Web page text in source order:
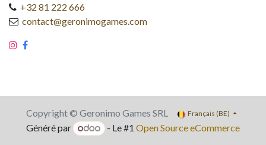
+32 81 222 666
contact@geronimogames.com
Copyright © Geronimo Games SRL Français (BE)
Généré par - Le #1Open Source eCommerce